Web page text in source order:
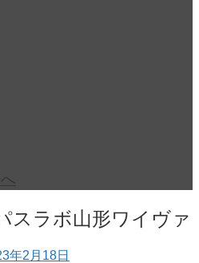
スラボ山形ワイヴ
年2月18日